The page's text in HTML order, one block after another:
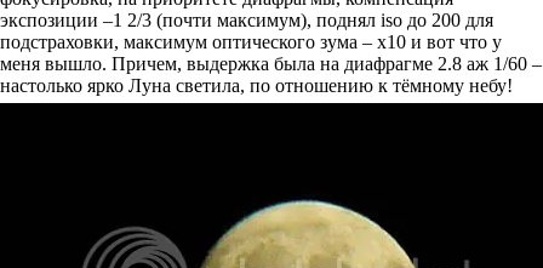
экспозиции –1 2/3 (почти максимум), поднял iso до 200 для
подстраховки, максимум оптического зума – x10 и вот что у
меня вышло. Причем, выдержка была на диафрагме 2.8 аж 1/60 –
настолько ярко Луна светила, по отношению к тёмному небу!